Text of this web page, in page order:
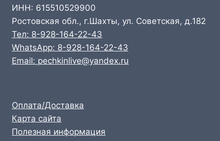
ИНН: 615510529900
Ростовская обл., г.Шахты, ул. Советская, д.182
Тел: 8-928-164-22-43
WhatsApp: 8-928-164-22-43
Email: pechkinlive@yandex.ru
Оплата/Доставка
Карта сайта
Полезная информация